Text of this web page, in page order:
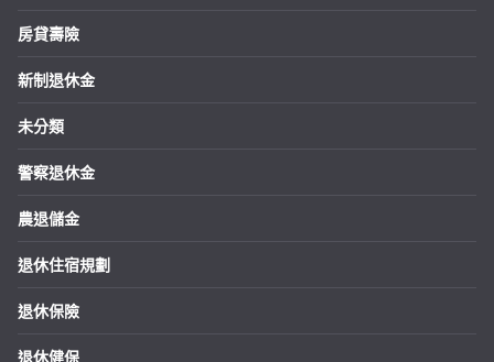
房貸壽險
新制退休金
未分類
警察退休金
農退儲金
退休住宿規劃
退休保險
退休健保